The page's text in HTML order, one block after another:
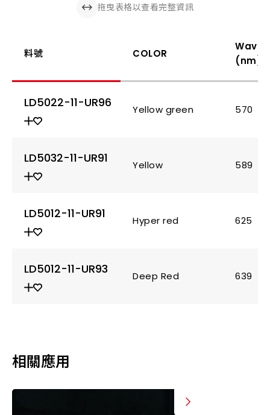
料號 COLOR
(nm)
LD5022-11-UR96 Yellow green 570
LD5032-11-UR91 Yellow 589
LD5012-11-UR91 Hyper red 625
LD5012-11-UR93 Deep Red 639
拖曳表格以查看完整資訊
相關應用